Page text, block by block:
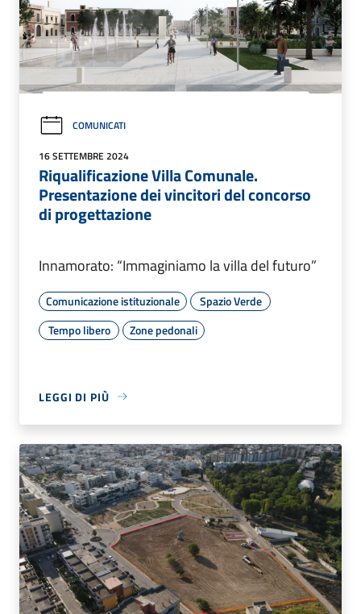
COMUNICATI
16 SETTEMBRE 2024
Riqualificazione Villa Comunale.
Presentazione dei vincitori del concorso
di progettazione
Innamorato: “Immaginiamo la villa del futuro”
Comunicazione istituzionale
Spazio Verde
Tempo libero
Zone pedonali
LEGGI DI PIÙ